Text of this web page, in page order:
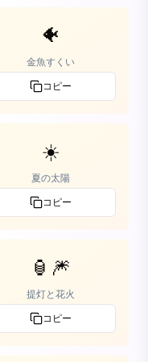
🐠
金魚すくい
コピー
☀️
夏の太陽
コピー
🏮🎆
提灯と花火
コピー